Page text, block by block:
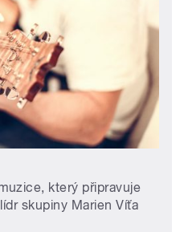
který připravuje
skupiny Marien Víťa